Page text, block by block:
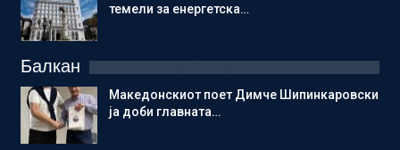
темели за енергетска…
Балкан
Македонскиот поет Димче Шипинкаровски
ја доби главната…